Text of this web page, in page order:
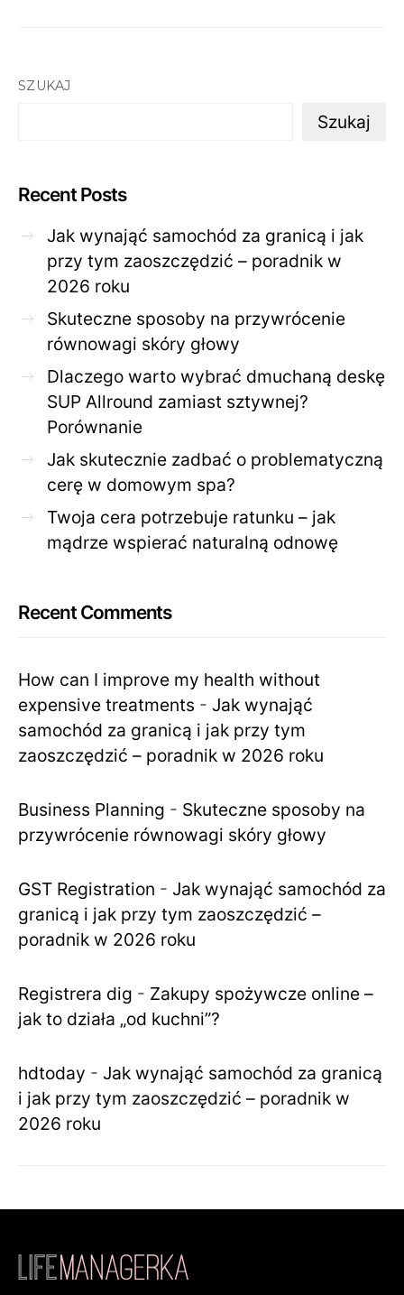
SZUKAJ
Szukaj
Recent Posts
Jak wynająć samochód za granicą i jak
przy tym zaoszczędzić – poradnik w
2026 roku
Skuteczne sposoby na przywrócenie
równowagi skóry głowy
Dlaczego warto wybrać dmuchaną deskę
SUP Allround zamiast sztywnej?
Porównanie
Jak skutecznie zadbać o problematyczną
cerę w domowym spa?
Twoja cera potrzebuje ratunku – jak
mądrze wspierać naturalną odnowę
Recent Comments
How can I improve my health without
expensive treatments - Jak wynająć
samochód za granicą i jak przy tym
zaoszczędzić – poradnik w 2026 roku
Business Planning - Skuteczne sposoby na
przywrócenie równowagi skóry głowy
GST Registration - Jak wynająć samochód za
granicą i jak przy tym zaoszczędzić –
poradnik w 2026 roku
Registrera dig - Zakupy spożywcze online –
jak to działa „od kuchni”?
hdtoday - Jak wynająć samochód za granicą
i jak przy tym zaoszczędzić – poradnik w
2026 roku